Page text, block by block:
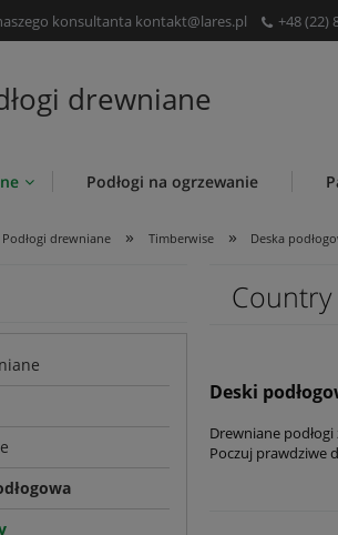
konsultanta kontakt@lares.pl +48 (22)
drewniane
Podłogi na ogrzewanie
Podłogi drewniane » Timberwise » Deska
Country
Deski
Drewniane
Poczuj prawdziwe